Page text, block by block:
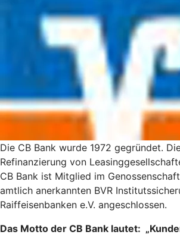
Die CB Bank wurde 1972 gegründet.
Refinanzierung von
CB Bank ist Mitglied im
amtlich anerkannten BVR
Raiffeisenbanken e.V. angeschlossen.
Das Motto der CB Bank lautet: